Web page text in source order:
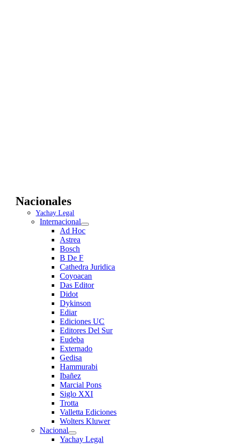
Nacionales
Yachay Legal
Internacional
Ad Hoc
Astrea
Bosch
B De F
Cathedra Juridica
Coyoacan
Das Editor
Didot
Dykinson
Ediar
Ediciones UC
Editores Del Sur
Eudeba
Externado
Gedisa
Hammurabi
Ibañez
Marcial Pons
Siglo XXI
Trotta
Valletta Ediciones
Wolters Kluwer
Nacional
Yachay Legal